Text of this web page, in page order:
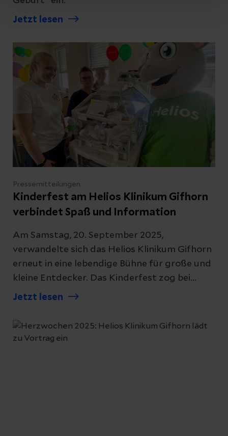
Jetzt lesen
Pressemitteilungen
Kinderfest am Helios Klinikum Gifhorn
verbindet Spaß und Information
Am Samstag, 20. September 2025,
verwandelte sich das Helios Klinikum Gifhorn
erneut in eine lebendige Bühne für große und
kleine Entdecker. Das Kinderfest zog bei
bestem Wetter zahlreiche Familien in die
Sonnenschein begleitet wurden.
Jetzt lesen